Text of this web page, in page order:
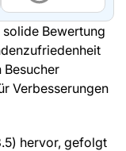
Bewertung
Besucher
Verbesserungen
hervor, gefolgt